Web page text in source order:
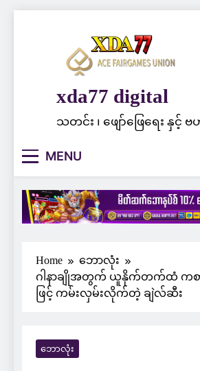
xda77 digital
သတင်း ၊ ဖျော်ဖြေရေး နှင့်
MENU
Home
ဘောလုံး
ဂါနာချိုအတွက် ယူနိုက်တက်ထံ ကစာ
ဖြင့် ကမ်းလှမ်းလိုက်တဲ့ ချဲလ်ဆီး
ဘောလုံး